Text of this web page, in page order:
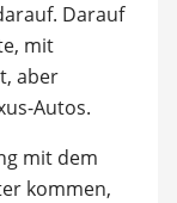
Darauf
mit
aber
Autos.
mit dem
kommen,